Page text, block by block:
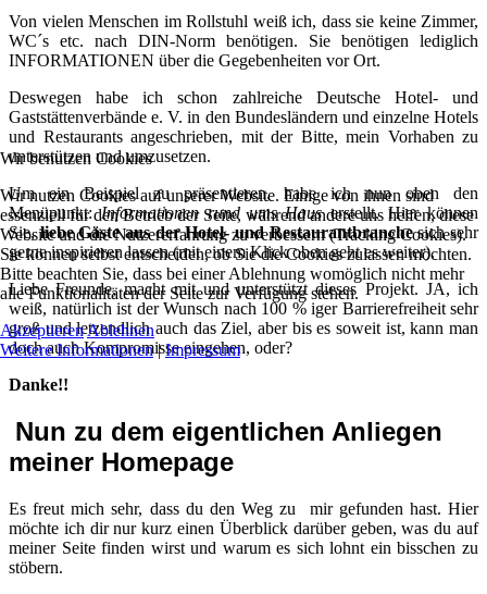
Von vielen Menschen im Rollstuhl weiß ich, dass sie keine Zimmer,
WC´s etc. nach DIN-Norm benötigen. Sie benötigen lediglich
INFORMATIONEN über die Gegebenheiten vor Ort.
Deswegen habe ich schon zahlreiche Deutsche Hotel- und
Gaststättenverbände e. V. in den Bundesländern und einzelne Hotels
und Restaurants angeschrieben, mit der Bitte, mein Vorhaben zu
unterstützen und umzusetzen.
Um ein Beispiel zu präsentieren, habe ich nun oben den
Menüpunkt:Informationen rund ums Hauserstellt. Hier können
Sie,liebe Gäste aus der Hotel- und Restaurantbranchesich sehr
gerne inspirieren lassen (mit einem Klick oben geht es weiter).
Liebe Freunde, macht mit und unterstützt dieses Projekt. JA, ich
weiß, natürlich ist der Wunsch nach 100 % iger Barrierefreiheit sehr
groß und letzendlich auch das Ziel, aber bis es soweit ist, kann man
doch auch Kompromisse eingehen, oder?
Danke!!
Nun zu dem eigentlichen Anliegen
meiner Homepage
Es freut mich sehr, dass du den Weg zu mir gefunden hast. Hier
möchte ich dir nur kurz einen Überblick darüber geben, was du auf
meiner Seite finden wirst und warum es sich lohnt ein bisschen zu
stöbern.
Wir benutzen Cookies
Wir nutzen Cookies auf unserer Website. Einige von ihnen sind
essenziell für den Betrieb der Seite, während andere uns helfen, diese
Website und die Nutzererfahrung zu verbessern (Tracking Cookies).
Sie können selbst entscheiden, ob Sie die Cookies zulassen möchten.
Bitte beachten Sie, dass bei einer Ablehnung womöglich nicht mehr
alle Funktionalitäten der Seite zur Verfügung stehen.
AkzeptierenAblehnen
Weitere Informationen|Impressum